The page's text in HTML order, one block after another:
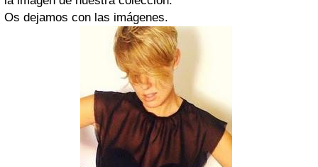
Os dejamos con las imágenes.